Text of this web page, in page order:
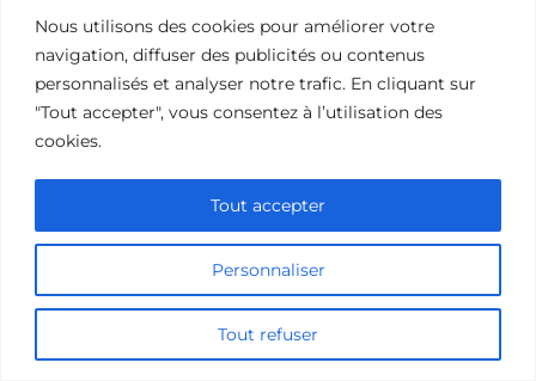
Nous utilisons des cookies pour améliorer votre
navigation, diffuser des publicités ou contenus
personnalisés et analyser notre trafic. En cliquant sur
"Tout accepter", vous consentez à l’utilisation des
cookies.
Personnaliser
Tout refuser
Tout accepter
Documentaires sur les volcans: une
exploration fascinante